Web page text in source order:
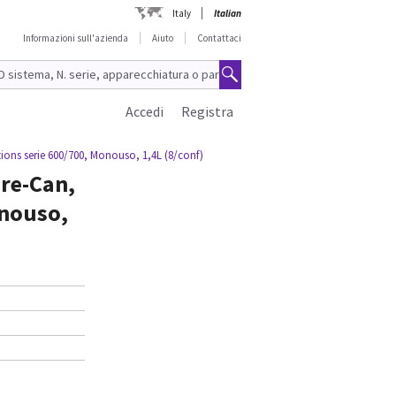
Italy
Italian
Informazioni sull'azienda
Aiuto Contattaci
Registra
Accedi
serie 600/700, Monouso, 1,4L (8/conf)
Can,